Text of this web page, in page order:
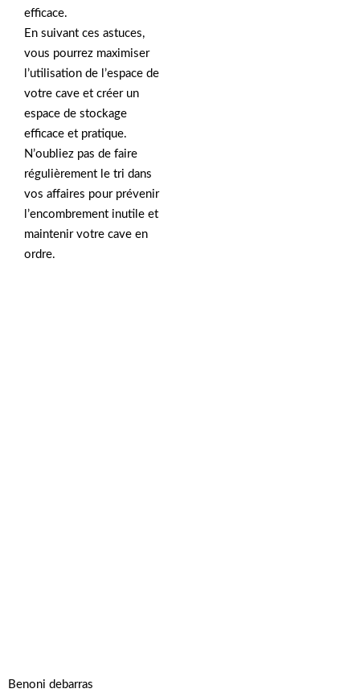
efficace.
En suivant ces astuces,
vous pourrez maximiser
l’utilisation de l’espace de
votre cave et créer un
espace de stockage
efficace et pratique.
N’oubliez pas de faire
régulièrement le tri dans
vos affaires pour prévenir
l’encombrement inutile et
maintenir votre cave en
ordre.
Benoni debarras